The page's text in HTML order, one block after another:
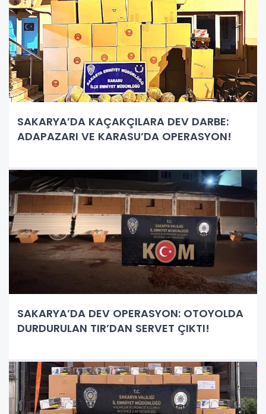
SAKARYA’DA KAÇAKÇILARA DEV DARBE:
ADAPAZARI VE KARASU’DA OPERASYON!
SAKARYA’DA DEV OPERASYON: OTOYOLDA
DURDURULAN TIR’DAN SERVET ÇIKTI!